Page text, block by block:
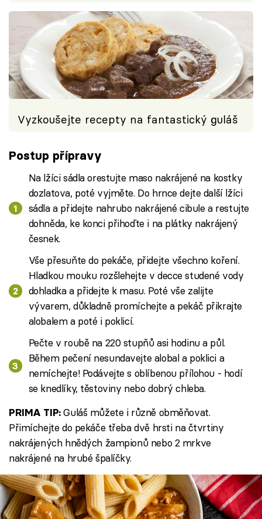
Vyzkoušejte recepty na fantastický guláš
Postup přípravy
Na lžíci sádla orestujte maso nakrájené na kostky
dozlatova, poté vyjměte. Do hrnce dejte další lžíci
sádla a přidejte nahrubo nakrájené cibule a restujte
dohněda, ke konci přihoďte i na plátky nakrájený
česnek.
Vše přesuňte do pekáče, přidejte všechno koření.
Hladkou mouku rozšlehejte v decce studené vody
dohladka a přidejte k masu. Poté vše zalijte
vývarem, důkladně promíchejte a pekáč přikrajte
alobalem a poté i poklicí.
Pečte v roubě na 220 stupňů asi hodinu a půl.
Během pečení nesundavejte alobal a poklici a
nemíchejte! Podávejte s oblíbenou přílohou - hodí
se knedlíky, těstoviny nebo dobrý chleba.
PRIMA TIP:Guláš můžete i různě obměňovat.
Přimíchejte do pekáče třeba dvě hrsti na čtvrtiny
nakrájených hnědých žampionů nebo 2 mrkve
nakrájené na hrubé špalíčky.